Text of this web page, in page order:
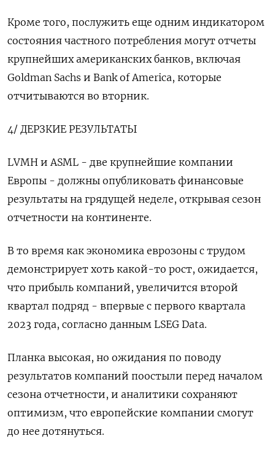
Кроме того, послужить еще одним индикатором
состояния частного потребления могут отчеты
крупнейших американских банков, включая
Goldman Sachs и Bank of America, которые
отчитываются во вторник.
4/ ДЕРЗКИЕ РЕЗУЛЬТАТЫ
LVMH и ASML - две крупнейшие компании
Европы - должны опубликовать финансовые
результаты на грядущей неделе, открывая сезон
отчетности на континенте.
В то время как экономика еврозоны с трудом
демонстрирует хоть какой-то рост, ожидается,
что прибыль компаний, увеличится второй
квартал подряд - впервые с первого квартала
2023 года, согласно данным LSEG Data.
Планка высокая, но ожидания по поводу
результатов компаний поостыли перед началом
сезона отчетности, и аналитики сохраняют
оптимизм, что европейские компании смогут
до нее дотянуться.